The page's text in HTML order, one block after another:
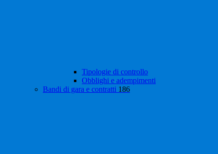
Tipologie di controllo
Obblighi e adempimenti
Bandi di gara e contratti 186